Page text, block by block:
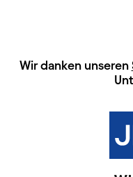
Wir danken unseren